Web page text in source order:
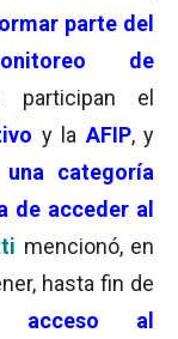
parte del
de
el
y la AFIP, y
una categoría
de acceder al
mencionó, en
hasta fin de
acceso al